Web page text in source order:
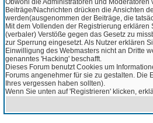
Obwohl die Administratoren und
Beiträge/Nachrichten drücken die Ansichten
werden(ausgenommen der Beiträge, die
Mit dem Vollenden der Registrierung
(verbaler) Verstöße gegen das Gesetz zu
zur Sperrung eingesetzt. Als Nutzer erklären
Einwilligung des Webmasters nicht an Dritte
genanntes 'Hacking' beschafft.
Dieses Forum benutzt Cookies um
Forums angenehmer für sie zu gestalten.
Ihres vergessen haben sollten).
Wenn Sie unten auf 'Registrieren' klicken,